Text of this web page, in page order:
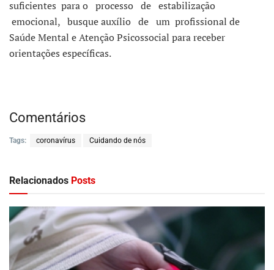
suficientes para o processo de estabilização
emocional, busque auxílio de um profissional de
Saúde Mental e Atenção Psicossocial para receber
orientações específicas.
Comentários
Tags: coronavírus Cuidando de nós
Relacionados Posts